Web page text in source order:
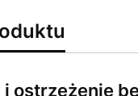
ostrzeżenie